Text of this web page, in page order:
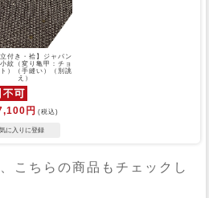
立付き・袷】ジャパン
紋（変り亀甲：チョ
）（手縫い）（別誂
え）
円 (税込)
こちらの商品もチェックし